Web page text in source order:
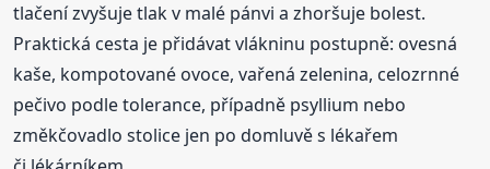
tlačení zvyšuje tlak v malé pánvi a zhoršuje bolest.
Praktická cesta je přidávat vlákninu postupně: ovesná
kaše, kompotované ovoce, vařená zelenina, celozrnné
pečivo podle tolerance, případně psyllium nebo
změkčovadlo stolice jen po domluvě s lékařem